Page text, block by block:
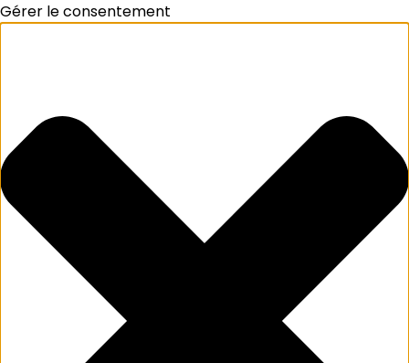
Gérer le consentement